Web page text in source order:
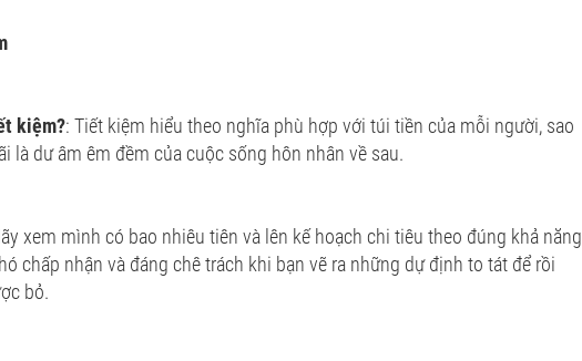
kiệm?: Tiết kiệm hiểu theo nghĩa phù hợp với túi tiền của mỗi người, sao
là dư âm êm đềm của cuộc sống hôn nhân về sau.
xem mình có bao nhiêu tiên và lên kế hoạch chi tiêu theo đúng khả năng
chấp nhận và đáng chê trách khi bạn vẽ ra những dự định to tát để rồi
bỏ.